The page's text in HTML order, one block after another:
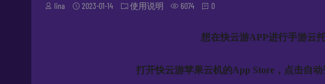
lina 2023-01-14 使用说明 6074 0
想在快云游APP进行手游云
打开快云游苹果云机的App Store，点击自